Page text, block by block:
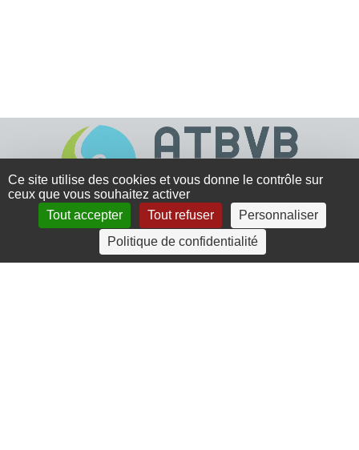
4 rue Crec’h-Ugen
22810 Belle Isle en Terre
Ce site utilise des cookies et vous donne le contrôle sur
ceux que vous souhaitez activer
Tout accepter
Tout refuser
Personnaliser
Politique de confidentialité